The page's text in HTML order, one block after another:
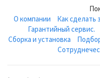
О компании
Как сделать
Гарантийный сервис.
Сборка и установка